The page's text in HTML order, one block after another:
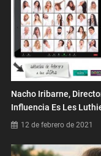
Nacho Iribarne,
Influencia Es Les
12 de febrero de 2021